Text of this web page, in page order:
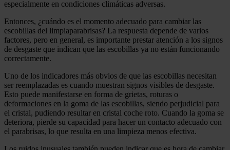
especialmente en condiciones climáticas adversas.
Entonces, ¿cuándo es el momento adecuado para cambiar las
escobillas del limpiaparabrisas? La respuesta depende de varios
factores, pero en general, es importante prestar atención a los signos
de desgaste que indican que las escobillas ya no están funcionando
correctamente.
Uno de los indicadores más obvios de que las escobillas necesitan
ser reemplazadas es cuando muestran signos visibles de desgaste.
Esto puede manifestarse en forma de grietas, roturas o
deformaciones en la goma de las escobillas, siendo perjudicial para
el cristal, pudiendo resultar en cristal coche roto. Cuando la goma se
deteriora, pierde su capacidad para hacer un contacto adecuado con
el parabrisas, lo que resulta en una limpieza menos efectiva.